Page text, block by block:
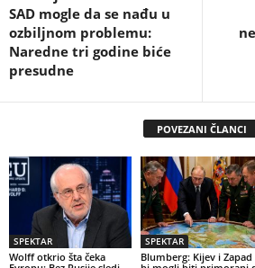
SAD mogle da se nađu u
ozbiljnom problemu:
Naredne tri godine biće
presudne
POVEZANI ČLANCI
SPEKTAR
Wolff otkrio šta čeka
SPEKTAR
Blumberg: Kijev i Zapad